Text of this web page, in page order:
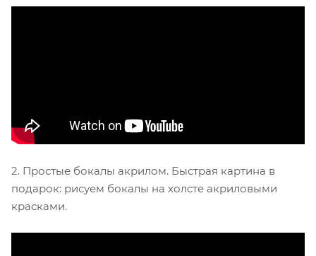
2. Простые бокалы акрилом. Быстрая картина в
подарок: рисуем бокалы на холсте акриловыми
красками.